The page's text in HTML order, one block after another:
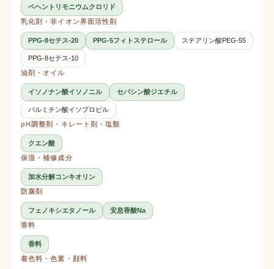
ベヘントリモニウムクロリド
乳化剤・非イオン界面活性剤
PPG-8セテス-20 PPG-5フィトステロール ステアリン酸PEG-55
PPG-8セテス-10
油剤・オイル
イソノナン酸イソノニル セバシン酸ジエチル
パルミチン酸イソプロピル
pH調整剤・キレート剤・塩類
クエン酸
保湿・補修成分
加水分解コンキオリン
防腐剤
フェノキシエタノール
安息香酸Na
香料
香料
着色料・色素・顔料